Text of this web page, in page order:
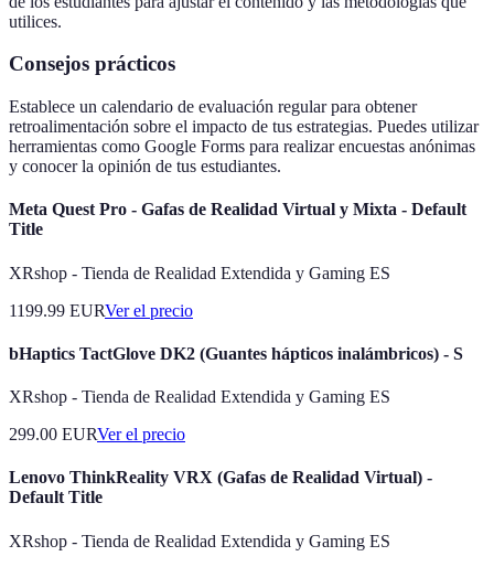
utilices.
Consejos prácticos
Establece un calendario de evaluación regular para obtener
retroalimentación sobre el impacto de tus estrategias. Puedes utilizar
herramientas como Google Forms para realizar encuestas anónimas
y conocer la opinión de tus estudiantes.
Meta Quest Pro - Gafas de Realidad Virtual y Mixta - Default
Title
XRshop - Tienda de Realidad Extendida y Gaming ES
1199.99 EURVer el precio
bHaptics TactGlove DK2 (Guantes hápticos inalámbricos) - S
XRshop - Tienda de Realidad Extendida y Gaming ES
299.00 EURVer el precio
Lenovo ThinkReality VRX (Gafas de Realidad Virtual) -
Default Title
XRshop - Tienda de Realidad Extendida y Gaming ES